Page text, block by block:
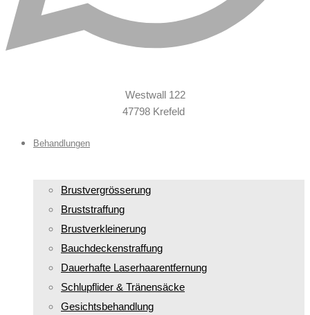
Westwall 122
47798 Krefeld
Behandlungen
Brustvergrösserung
Bruststraffung
Brustverkleinerung
Bauchdeckenstraffung
Dauerhafte Laserhaarentfernung
Schlupflider & Tränensäcke
Gesichtsbehandlung